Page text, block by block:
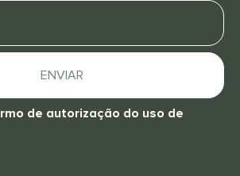
ENVIAR
de autorização do uso de